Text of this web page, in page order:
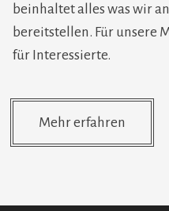
beinhaltet alles was wir
bereitstellen. Für unsere
für Interessierte.
Mehr erfahren